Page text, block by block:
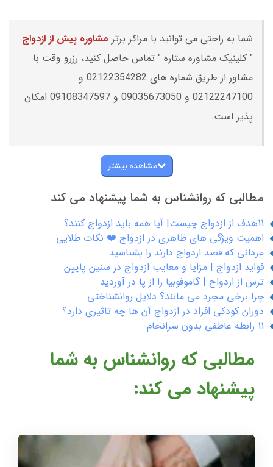
شما به راحتی می توانید با مراکز برتر مشاوره پیش از ازدواج
" کلینیک مشاوره ستاره " تماس حاصل کنید، رزرو وقت با
مشاور از طریق شماره های 02122354282 و
02122247100 و 09035673050 و 09108347597 امکان
پذیر است.
مشاهده بیشتر
مطالبی که روانشناس به شما پیشنهاد می کند
11هدف از ازدواج چیست| آیا همه باید ازدواج کنند؟
اهمیت ویژگی های ظاهری در ازدواج ❤️ نکات طلایی
مردانی که قصد ازدواج دارند را بشناسید
فواید ازدواج | مزایا و معایب ازدواج در سنین پایین
ترس از ازدواج | گاموفوبیا را از پا در آوردید
چرا برخی مجرد می مانند؟ دلایل روانشناختی
دوران کودکی افراد در ازدواج آن ها چه تاثیری دارد؟
11 رابطه عاطفی بدون سرانجام
مطالبی که روانشناس به شما
پیشنهاد می کند: